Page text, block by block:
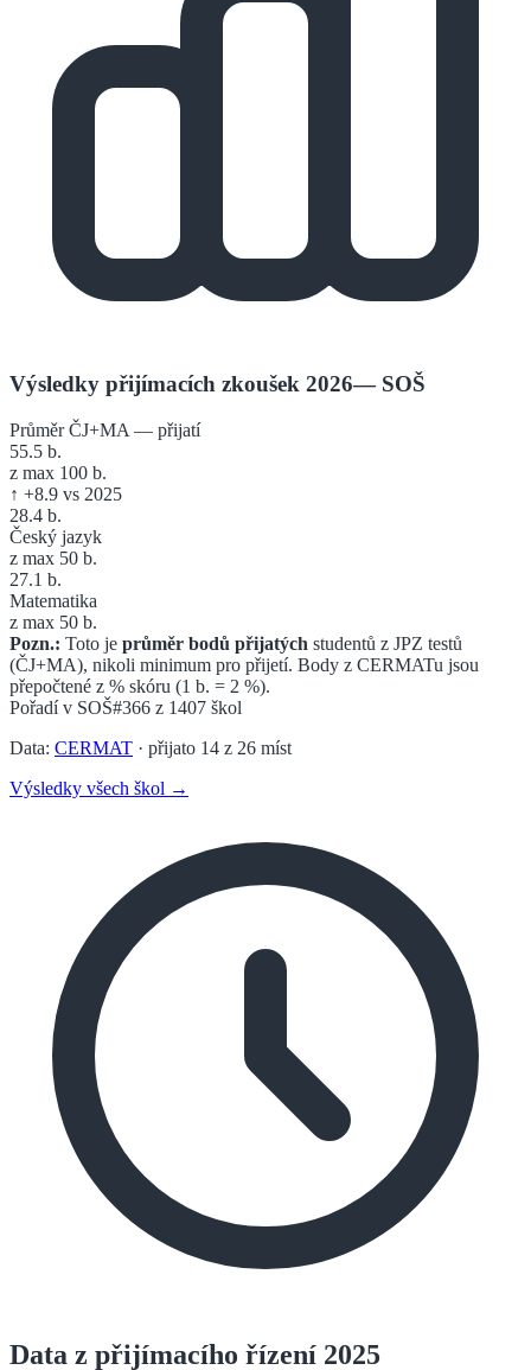
Výsledky přijímacích zkoušek 2026— SOŠ
Průměr ČJ+MA — přijatí
55.5 b.
z max 100 b.
↑ +8.9 vs 2025
28.4 b.
Český jazyk
z max 50 b.
27.1 b.
Matematika
z max 50 b.
Pozn.: Toto je průměr bodů přijatých studentů z JPZ testů
(ČJ+MA), nikoli minimum pro přijetí. Body z CERMATu jsou
přepočtené z % skóru (1 b. = 2 %).
Pořadí v SOŠ#366 z 1407 škol
Data: CERMAT · přijato 14 z 26 míst
Výsledky všech škol →
Data z přijímacího řízení 2025